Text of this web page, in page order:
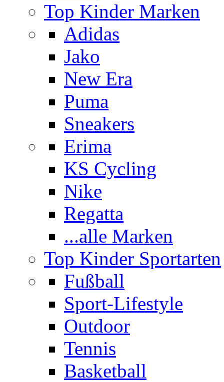
Top Kinder Marken
Adidas
Jako
New Era
Puma
Sneakers
Erima
KS Cycling
Nike
Regatta
...alle Marken
Top Kinder Sportarten
Fußball
Sport-Lifestyle
Outdoor
Tennis
Basketball